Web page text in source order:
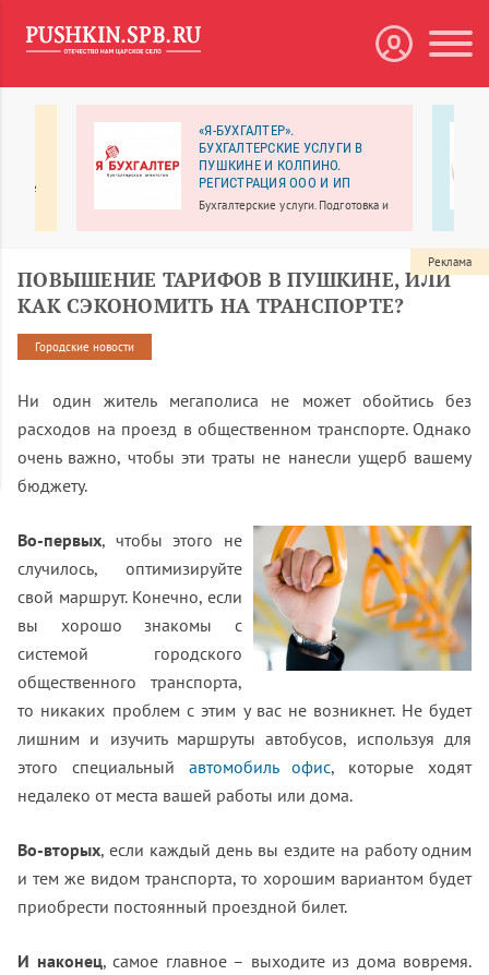
«Я-БУХГАЛТЕР».
БУХГАЛТЕРСКИЕ УСЛУГИ В
ПУШКИНЕ И КОЛПИНО.
РЕГИСТРАЦИЯ ООО И ИП
Бухгалтерские услуги. Подготовка и
ПОВЫШЕНИЕ ТАРИФОВ В ПУШКИНЕ, ИЛИ
КАК СЭКОНОМИТЬ НА ТРАНСПОРТЕ?
Городские новости
Ни один житель мегаполиса не может обойтись без
расходов на проезд в общественном транспорте. Однако
очень важно, чтобы эти траты не нанесли ущерб вашему
бюджету.
Во-первых, чтобы этого не
случилось, оптимизируйте
свой маршрут. Конечно, если
вы хорошо знакомы с
системой городского
общественного транспорта,
то никаких проблем с этим у вас не возникнет. Не будет
лишним и изучить маршруты автобусов, используя для
этого специальный автомобиль офис, которые ходят
недалеко от места вашей работы или дома.
Во-вторых, если каждый день вы ездите на работу одним
и тем же видом транспорта, то хорошим вариантом будет
приобрести постоянный проездной билет.
И наконец, самое главное – выходите из дома вовремя.
Реклама